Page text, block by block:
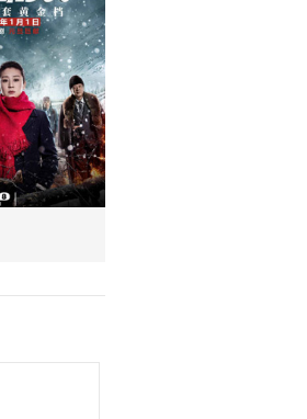
新版《防衛白皮書》
藏禍心
今日關注
U17男足國家隊：未
來可期
足球之夜
三招教你識破真假全
麥麵包
間亂象